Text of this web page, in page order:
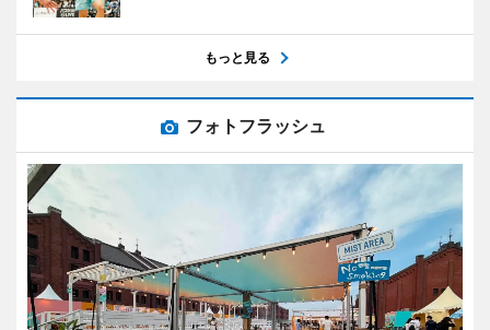
もっと見る
フォトフラッシュ